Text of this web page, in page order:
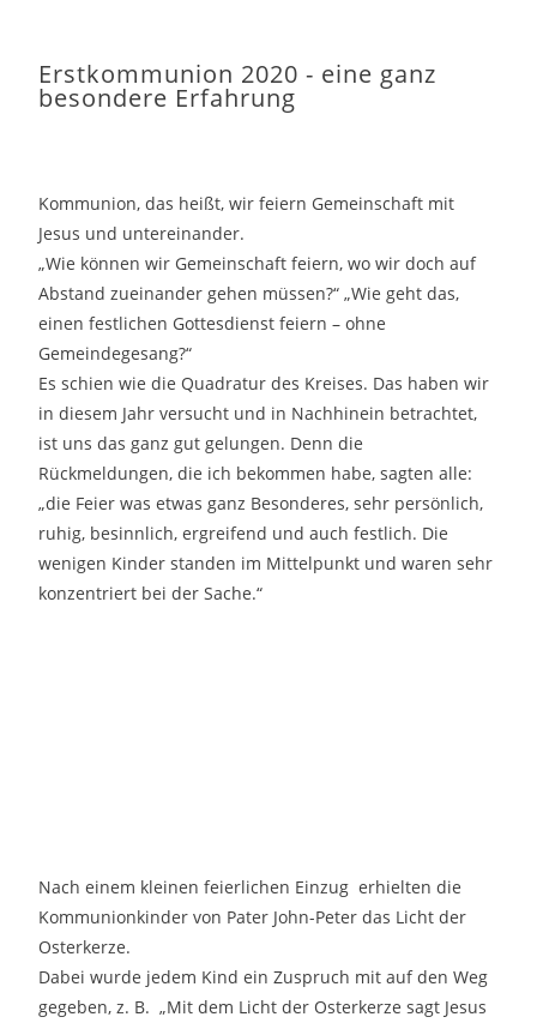
Erstkommunion 2020 - eine ganz
besondere Erfahrung
Kommunion, das heißt, wir feiern Gemeinschaft mit
Jesus und untereinander.
„Wie können wir Gemeinschaft feiern, wo wir doch auf
Abstand zueinander gehen müssen?“ „Wie geht das,
einen festlichen Gottesdienst feiern – ohne
Gemeindegesang?“
Es schien wie die Quadratur des Kreises. Das haben wir
in diesem Jahr versucht und in Nachhinein betrachtet,
ist uns das ganz gut gelungen. Denn die
Rückmeldungen, die ich bekommen habe, sagten alle:
„die Feier was etwas ganz Besonderes, sehr persönlich,
ruhig, besinnlich, ergreifend und auch festlich. Die
wenigen Kinder standen im Mittelpunkt und waren sehr
konzentriert bei der Sache.“
Nach einem kleinen feierlichen Einzug erhielten die
Kommunionkinder von Pater John-Peter das Licht der
Osterkerze.
Dabei wurde jedem Kind ein Zuspruch mit auf den Weg
gegeben, z. B. „Mit dem Licht der Osterkerze sagt Jesus